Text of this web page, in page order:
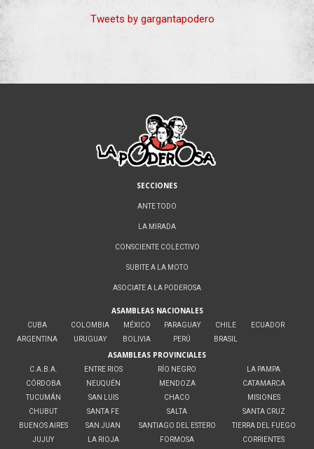
Tweets by gargantapodero
SECCIONES
ANTE TODO
LA MIRADA
CONSCIENTE COLECTIVO
SUBITE A LA MOTO
ASOCIATE A LA PODEROSA
ASAMBLEAS NACIONALES
CUBA
ARGENTINA
COLOMBIA
URUGUAY
MÉXICO
BOLIVIA
PARAGUAY
PERÚ
CHILE
BRASIL
ECUADOR
ASAMBLEAS PROVINCIALES
C.A.B.A.
CÓRDOBA
TUCUMÁN
CHUBUT
BUENOS AIRES
JUJUY
ENTRE RIOS
NEUQUÉN
SAN LUIS
SANTA FE
SAN JUAN
LA RIOJA
RÍO NEGRO
MENDOZA
CHACO
SALTA
SANTIAGO DEL ESTERO
FORMOSA
LA PAMPA
CATAMARCA
MISIONES
SANTA CRUZ
TIERRA DEL FUEGO
CORRIENTES